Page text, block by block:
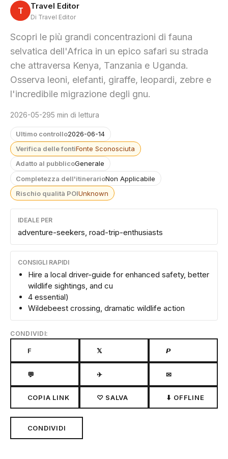
T Travel Editor
Di Travel Editor
Scopri le più grandi concentrazioni di fauna
selvatica dell'Africa in un epico safari su strada
che attraversa Kenya, Tanzania e Uganda.
Osserva leoni, elefanti, giraffe, leopardi, zebre e
l'incredibile migrazione degli gnu.
2026-05-295 min di lettura
Ultimo controllo2026-06-14
Verifica delle fontiFonte Sconosciuta
Adatto al pubblicoGenerale
Completezza dell'itinerarioNon Applicabile
Rischio qualità POIUnknown
IDEALE PER
adventure-seekers, road-trip-enthusiasts
CONSIGLI RAPIDI
Hire a local driver-guide for enhanced safety, better
wildlife sightings, and cu
4 essential)
Wildebeest crossing, dramatic wildlife action
CONDIVIDI:
F 𝕏 𝙋
💬 ✈ ✉
COPIA LINK ♡ SALVA ⬇ OFFLINE
CONDIVIDI